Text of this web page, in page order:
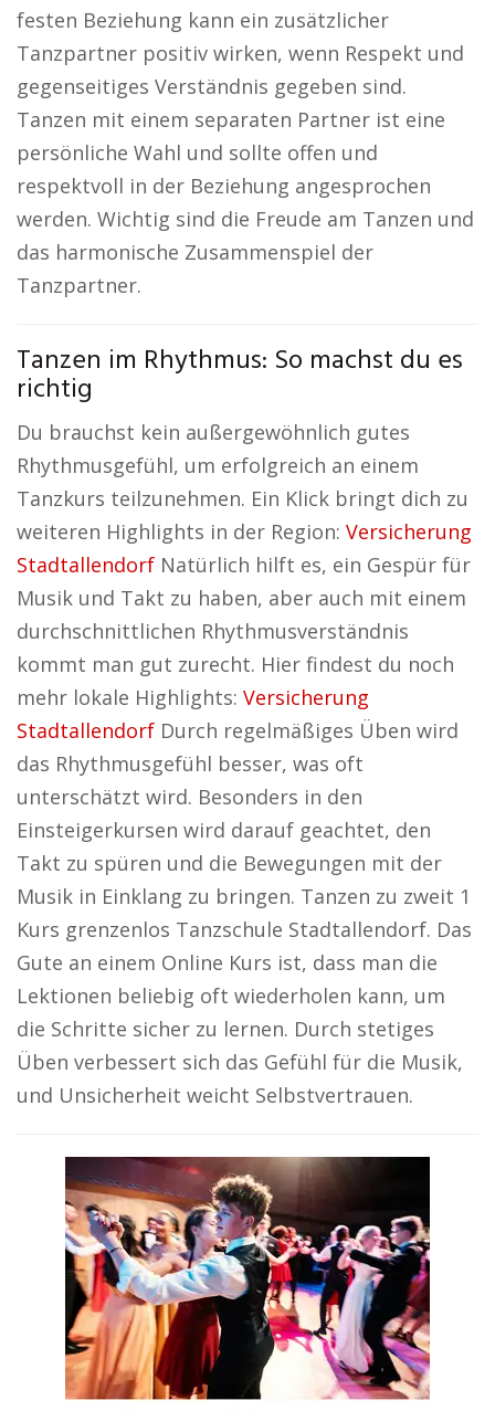
festen Beziehung kann ein zusätzlicher
Tanzpartner positiv wirken, wenn Respekt und
gegenseitiges Verständnis gegeben sind.
Tanzen mit einem separaten Partner ist eine
persönliche Wahl und sollte offen und
respektvoll in der Beziehung angesprochen
werden. Wichtig sind die Freude am Tanzen und
das harmonische Zusammenspiel der
Tanzpartner.
Tanzen im Rhythmus: So machst du es
richtig
Du brauchst kein außergewöhnlich gutes
Rhythmusgefühl, um erfolgreich an einem
Tanzkurs teilzunehmen. Ein Klick bringt dich zu
weiteren Highlights in der Region: Versicherung
Stadtallendorf Natürlich hilft es, ein Gespür für
Musik und Takt zu haben, aber auch mit einem
durchschnittlichen Rhythmusverständnis
kommt man gut zurecht. Hier findest du noch
mehr lokale Highlights: Versicherung
Stadtallendorf Durch regelmäßiges Üben wird
das Rhythmusgefühl besser, was oft
unterschätzt wird. Besonders in den
Einsteigerkursen wird darauf geachtet, den
Takt zu spüren und die Bewegungen mit der
Musik in Einklang zu bringen. Tanzen zu zweit 1
Kurs grenzenlos Tanzschule Stadtallendorf. Das
Gute an einem Online Kurs ist, dass man die
Lektionen beliebig oft wiederholen kann, um
die Schritte sicher zu lernen. Durch stetiges
Üben verbessert sich das Gefühl für die Musik,
und Unsicherheit weicht Selbstvertrauen.